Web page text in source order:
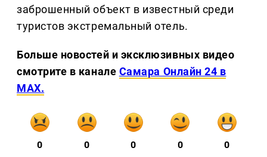
заброшенный объект в известный среди
туристов экстремальный отель.
Больше новостей и эксклюзивных видео
смотрите в канале Самара Онлайн 24 в
MAX.
0 0 0 0 0